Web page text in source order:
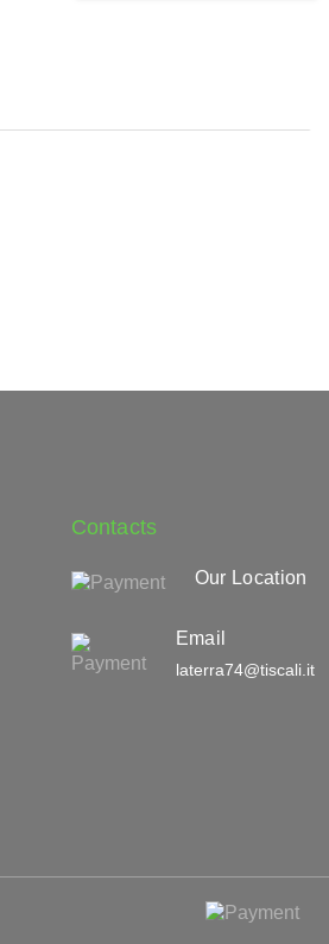
Contacts
Our Location
Email
laterra74@tiscali.it